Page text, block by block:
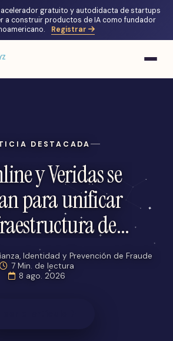
gratuito y autodidacta de startups
a construir productos de IA como fundador
Registrar
DESTACADA
y Veridas se
para unificar
de
e identidad
en América
Identidad y Prevención de Fraude
7 Min. de lectura
8 ago. 2026